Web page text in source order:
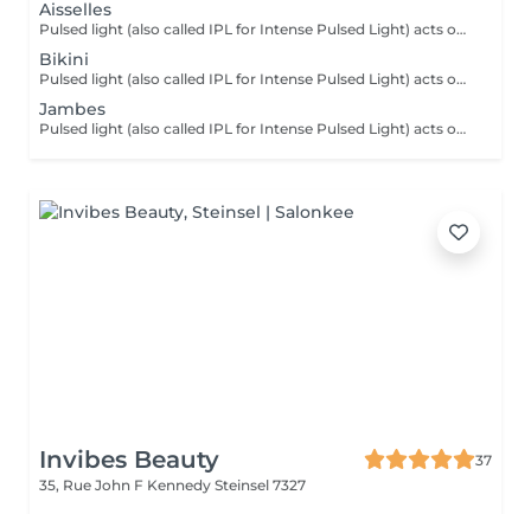
Aisselles
Pulsed light (also called IPL for Intense Pulsed Light) acts on the hair by sending a light that will be absorbed by the black pigment of the hair. Locally pulsed light turns into heat. It is this thermal reaction at the root of the hair (the bulb) which alters and slows down regrowth. From the first sessions, the hairs fall out and grow back less and less.
Bikini
Pulsed light (also called IPL for Intense Pulsed Light) acts on the hair by sending a light that will be absorbed by the black pigment of the hair. Locally pulsed light turns into heat. It is this thermal reaction at the root of the hair (the bulb) which alters and slows down regrowth. From the first sessions, the hairs fall out and grow back less and less.
Jambes
Pulsed light (also called IPL for Intense Pulsed Light) acts on the hair by sending a light that will be absorbed by the black pigment of the hair. Locally pulsed light turns into heat. It is this thermal reaction at the root of the hair (the bulb) which alters and slows down regrowth. From the first sessions, the hairs fall out and grow back less and less.
Invibes Beauty
37
35, Rue John F Kennedy Steinsel 7327